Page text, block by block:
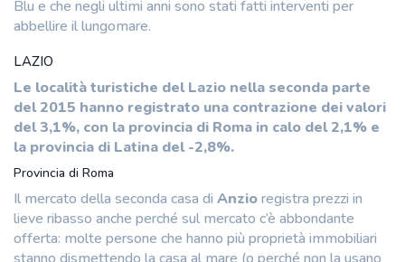
Blu e che negli ultimi anni sono stati fatti interventi per
abbellire il lungomare.
LAZIO
Le località turistiche del Lazio nella seconda parte
del 2015 hanno registrato una contrazione dei valori
del 3,1%, con la provincia di Roma in calo del 2,1% e
la provincia di Latina del -2,8%.
Provincia di Roma
Il mercato della seconda casa di Anzioregistra prezzi in
lieve ribasso anche perché sul mercato c’è abbondante
offerta: molte persone che hanno più proprietà immobiliari